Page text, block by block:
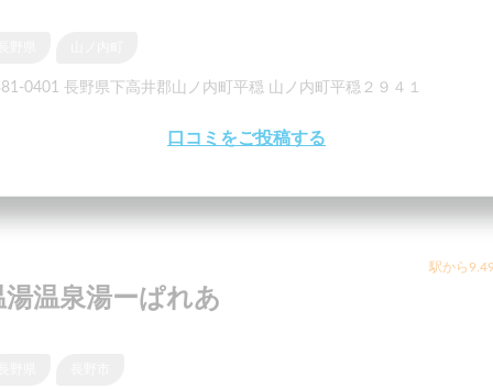
0401 長野県下高井郡山ノ内町平穏 山ノ内町平穏２９４１
口コミをご投稿する
駅から
湯温泉湯ーぱれあ